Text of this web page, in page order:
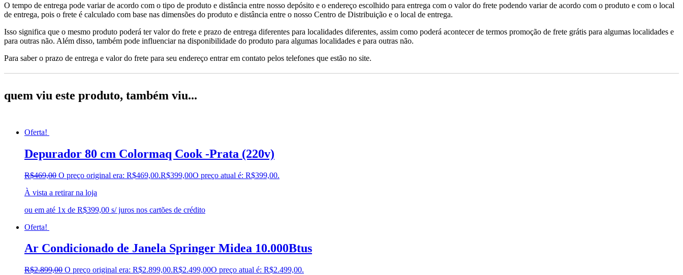
O tempo de entrega pode variar de acordo com o tipo de produto e distância entre nosso depósito e o endereço escolhido para entrega com o valor do frete podendo variar de acordo com o produto e com o local
de entrega, pois o frete é calculado com base nas dimensões do produto e distância entre o nosso Centro de Distribuição e o local de entrega.
Isso significa que o mesmo produto poderá ter valor do frete e prazo de entrega diferentes para localidades diferentes, assim como poderá acontecer de termos promoção de frete grátis para algumas localidades e
para outras não. Além disso, também pode influenciar na disponibilidade do produto para algumas localidades e para outras não.
Para saber o prazo de entrega e valor do frete para seu endereço entrar em contato pelos telefones que estão no site.
quem viu este produto, também viu...
Oferta!
Depurador 80 cm Colormaq Cook -Prata (220v)
R$469,00 O preço original era: R$469,00.R$399,00O preço atual é: R$399,00.
À vista a retirar na loja
ou em até 1x de R$399,00 s/ juros nos cartões de crédito
Oferta!
Ar Condicionado de Janela Springer Midea 10.000Btus
R$2.899,00 O preço original era: R$2.899,00.R$2.499,00O preço atual é: R$2.499,00.